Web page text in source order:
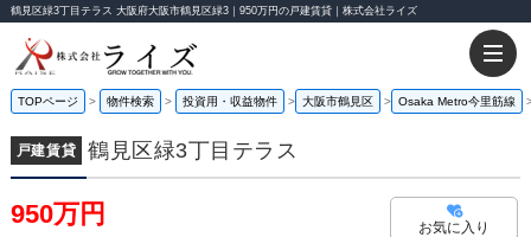
鶴見区緑3丁目テラス 大阪府大阪市鶴見区緑3｜950万円の戸建賃貸｜株式会社ライズ
TOPページ 物件検索 投資用・収益物件 大阪市鶴見区 Osaka Metro今里筋線
戸建賃貸 鶴見区緑3丁目テラス
950万円 お気に入り